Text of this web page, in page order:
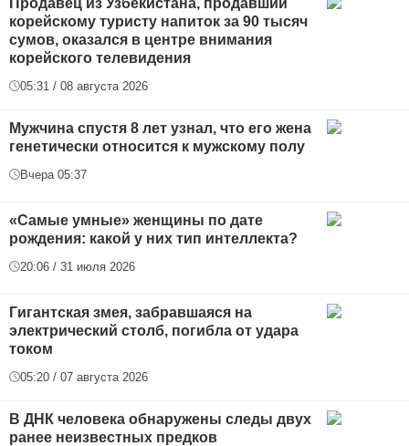
корейскому туристу напиток за 90 тысяч
сумов, оказался в центре внимания
корейского телевидения
05:31 / 08 августа 2026
Мужчина спустя 8 лет узнал, что его жена
генетически относится к мужскому полу
Вчера 05:37
«Самые умные» женщины по дате
рождения: какой у них тип интеллекта?
20:06 / 31 июля 2026
Гигантская змея, забравшаяся на
электрический столб, погибла от удара
током
05:20 / 07 августа 2026
В ДНК человека обнаружены следы двух
ранее неизвестных предков